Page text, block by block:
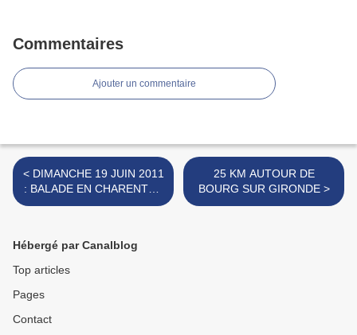
Commentaires
Ajouter un commentaire
< DIMANCHE 19 JUIN 2011
: BALADE EN CHARENTE -
LE CHATEAU DE LA
25 KM AUTOUR DE
BOURG SUR GIRONDE >
Hébergé par Canalblog
Top articles
Pages
Contact